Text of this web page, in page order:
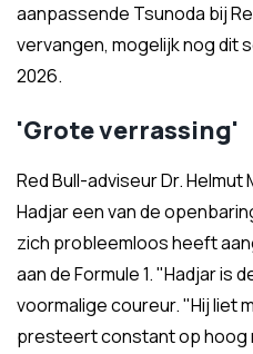
aanpassende Tsunoda bij
vervangen, mogelijk nog dit
2026.
'Grote verrassing'
Red Bull-adviseur Dr.
Hadjar een van de
zich probleemloos heeft
aan de Formule 1. "Hadjar is
voormalige coureur. "Hij liet
presteert constant op hoog